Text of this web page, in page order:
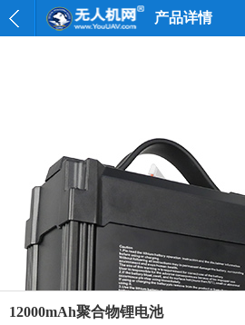
产品详情
12000mAh聚合物锂电池